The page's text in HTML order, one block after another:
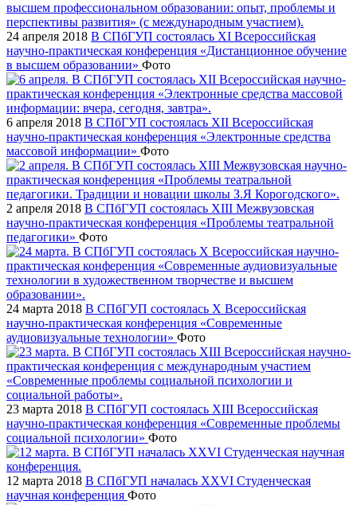
24 апреля 2018 В СПбГУП состоялась XI Всероссийская
научно-практическая конференция «Дистанционное обучение
в высшем образовании» Фото
6 апреля 2018 В СПбГУП состоялась XII Всероссийская
научно-практическая конференция «Электронные средства
массовой информации» Фото
2 апреля 2018 В СПбГУП состоялась XIII Межвузовская
научно-практическая конференция «Проблемы театральной
педагогики» Фото
24 марта 2018 В СПбГУП состоялась X Всероссийская
научно-практическая конференция «Современные
аудиовизуальные технологии» Фото
23 марта 2018 В СПбГУП состоялась XIII Всероссийская
научно-практическая конференция «Современные проблемы
социальной психологии» Фото
12 марта 2018 В СПбГУП началась XXVI Студенческая
научная конференция Фото